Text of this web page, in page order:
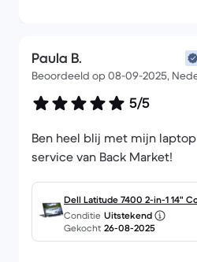
Paula B.
Beoordeeld op 08-09-2025,
5/5
Ben heel blij met mijn
service van Back Market!
Dell Latitude 7400 2-in-1 14"
16GB QWERTY - Engels
Conditie Uitstekend
Gekocht 26-08-2025